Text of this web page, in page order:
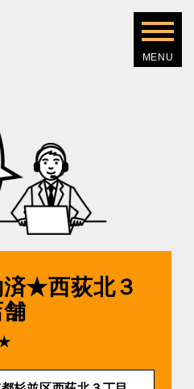
★⻄荻北３